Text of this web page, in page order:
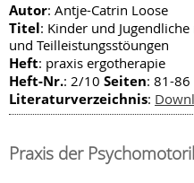
Autor: Antje-Catrin Loose
Titel: Kinder und
und Teilleistungsstöungen
Heft: praxis ergotherapie
Heft-Nr.: 2/10 Seiten: 81-86
Literaturverzeichnis:
Praxis der